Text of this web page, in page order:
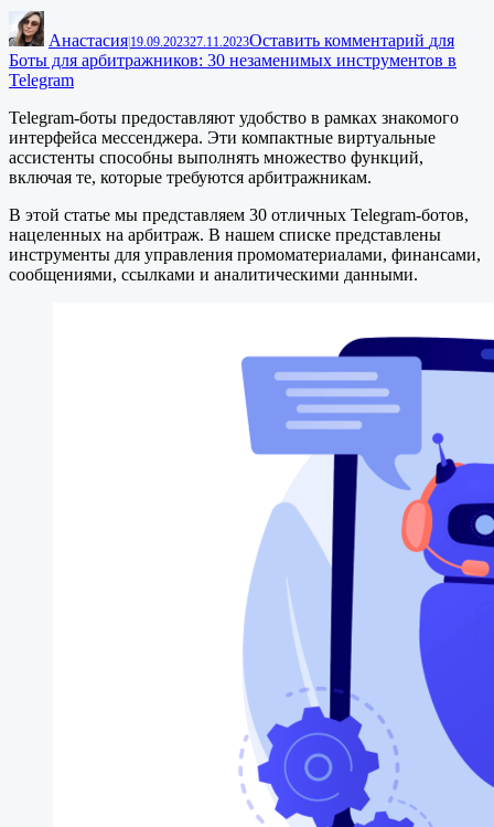
Анастасия 19.09.202327.11.2023Оставить комментарий для
Боты для арбитражников: 30 незаменимых инструментов в
Telegram
Telegram-боты предоставляют удобство в рамках знакомого
интерфейса мессенджера. Эти компактные виртуальные
ассистенты способны выполнять множество функций,
включая те, которые требуются арбитражникам.
В этой статье мы представляем 30 отличных Telegram-ботов,
нацеленных на арбитраж. В нашем списке представлены
инструменты для управления промоматериалами, финансами,
сообщениями, ссылками и аналитическими данными.